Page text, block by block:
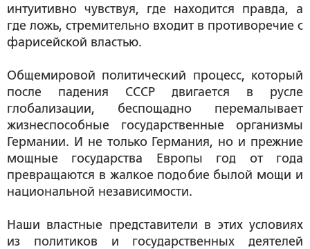
интуитивно чувствуя, где находится правда, а
где ложь, стремительно входит в противоречие с
фарисейской властью.
Общемировой политический процесс, который
после падения СССР двигается в русле
глобализации, беспощадно перемалывает
жизнеспособные государственные организмы
Германии. И не только Германия, но и прежние
мощные государства Европы год от года
превращаются в жалкое подобие былой мощи и
национальной независимости.
Наши властные представители в этих условиях
из политиков и государственных деятелей